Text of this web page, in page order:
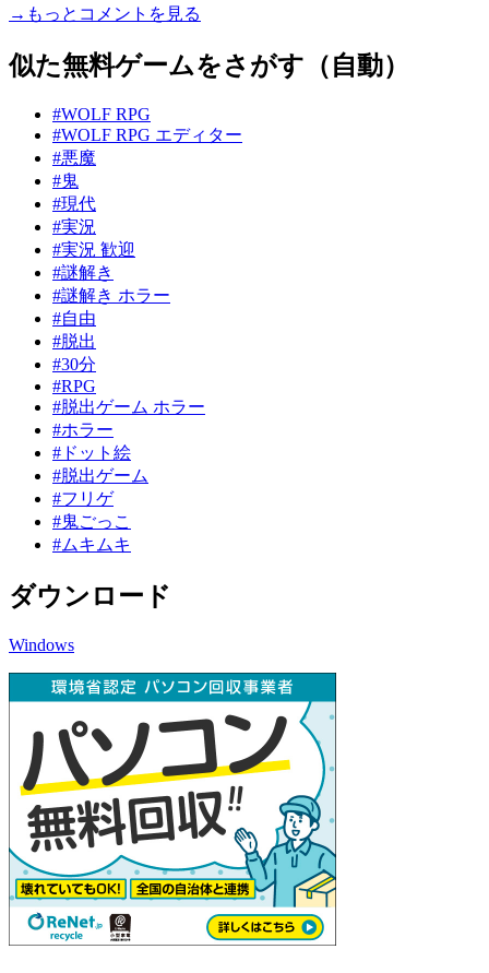
→もっとコメントを見る
似た無料ゲームをさがす（自動）
#WOLF RPG
#WOLF RPG エディター
#悪魔
#鬼
#現代
#実況
#実況 歓迎
#謎解き
#謎解き ホラー
#自由
#脱出
#30分
#RPG
#脱出ゲーム ホラー
#ホラー
#ドット絵
#脱出ゲーム
#フリゲ
#鬼ごっこ
#ムキムキ
ダウンロード
Windows